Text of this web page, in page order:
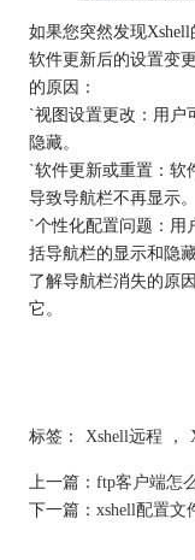
如果您突然发现
软件更新后的设置变
的原因：
`视图设置更改：用户
隐藏。
`软件更新或重置：软
导致导航栏不再显示。
`个性化配置问题：用
括导航栏的显示和隐藏
了解导航栏消失的原
它。
如果Xshell的导航栏
标签： Xshell远程 ，
上一篇： ftp客户端怎
下一篇： xshell配置文